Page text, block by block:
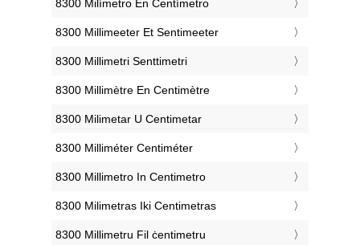
‎8300 Milímetro En Centímetro
‎8300 Millimeeter Et Sentimeeter
‎8300 Millimetri Senttimetri
‎8300 Millimètre En Centimètre
‎8300 Milimetar U Centimetar
‎8300 Milliméter Centiméter
‎8300 Millimetro In Centimetro
‎8300 Milimetras Iki Centimetras
‎8300 Millimetru Fil ċentimetru